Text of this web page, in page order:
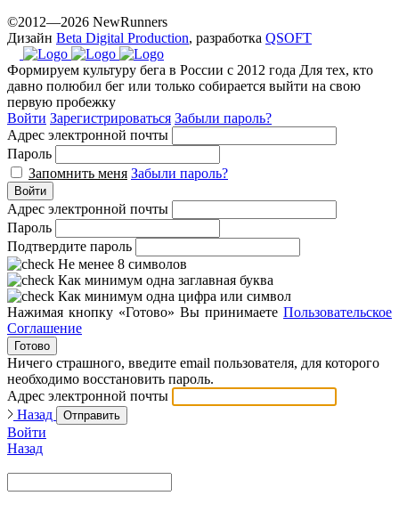
©2012—2026 NewRunners
Дизайн Beta Digital Production, разработка QSOFT
Формируем культуру бега в России с 2012 года Для тех, кто
давно полюбил бег или только собирается выйти на свою
первую пробежку
Войти Зарегистрироваться Забыли пароль?
Адрес электронной почты
Пароль
Запомнить меня Забыли пароль?
Войти
Адрес электронной почты
Пароль
Подтвердите пароль
Не менее 8 символов
Как минимум одна заглавная буква
Как минимум одна цифра или символ
Нажимая кнопку «Готово» Вы принимаете Пользовательское
Соглашение
Готово
Ничего страшного, введите email пользователя, для которого
необходимо восстановить пароль.
Адрес электронной почты
Назад
Отправить
Войти
Назад